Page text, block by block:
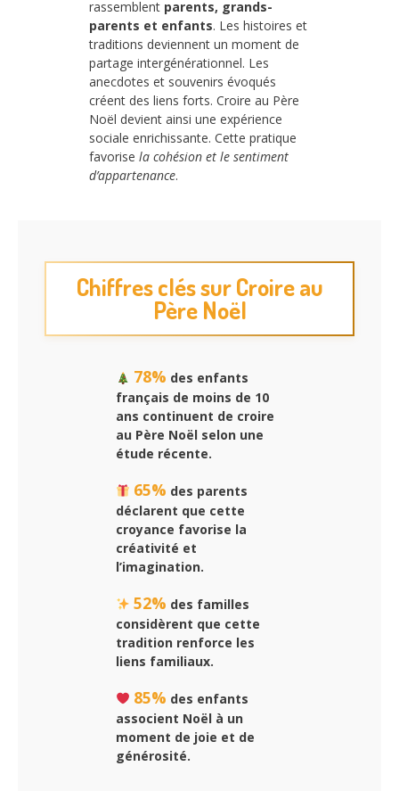
rassemblent parents, grands-
parents et enfants. Les histoires et
traditions deviennent un moment de
partage intergénérationnel. Les
anecdotes et souvenirs évoqués
créent des liens forts. Croire au Père
Noël devient ainsi une expérience
sociale enrichissante. Cette pratique
favorise la cohésion et le sentiment
d’appartenance.
Chiffres clés sur Croire au
Père Noël
78% des enfants
français de moins de 10
ans continuent de croire
au Père Noël selon une
étude récente.
65% des parents
déclarent que cette
croyance favorise la
créativité et
l’imagination.
52% des familles
considèrent que cette
tradition renforce les
liens familiaux.
85% des enfants
associent Noël à un
moment de joie et de
générosité.